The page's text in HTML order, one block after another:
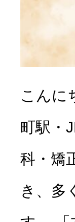
こんに
町駅・
科・矯
き、多